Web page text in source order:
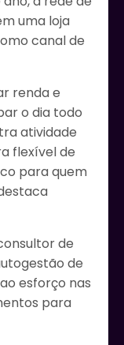
uma loja
canal de
renda e
o dia todo
atividade
flexível de
para quem
de
de
esforço nas
para